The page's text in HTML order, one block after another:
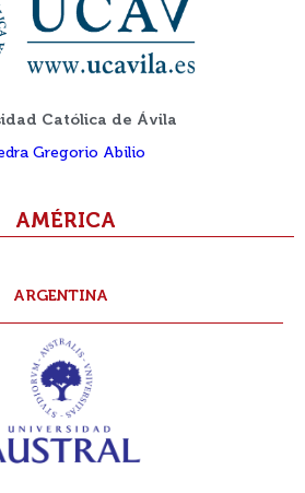
Católica de Ávila
Gregorio Abilio
AMÉRICA
ARGENTINA